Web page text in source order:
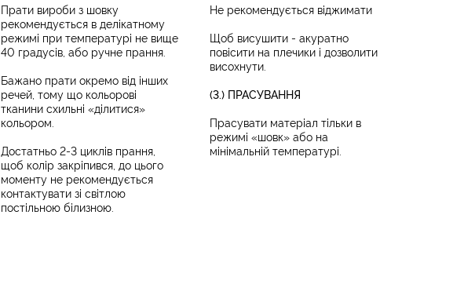
Прати вироби з шовку
рекомендується в делікатному
режимі при температурі не вище
40 градусів, або ручне прання.
Бажано прати окремо від інших
речей, тому що кольорові
тканини схильні «ділитися»
кольором.
Достатньо 2-3 циклів прання,
щоб колір закріпився, до цього
моменту не рекомендується
контактувати зі світлою
постільною білизною.
Не рекомендується віджимати
Щоб висушити - акуратно
повісити на плечики і дозволити
висохнути.
(3.) ПРАСУВАННЯ
Прасувати матеріал тільки в
режимі «шовк» або на
мінімальній температурі.